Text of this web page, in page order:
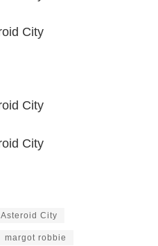
Asteroid City
margot robbie